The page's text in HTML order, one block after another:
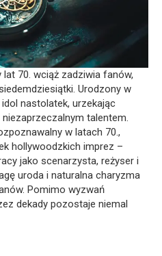
70. wciąż zadziwia fanów,
Urodzony w
idol nastolatek, urzekając
talentem.
w latach 70.,
hollywoodzkich imprez –
jako scenarzysta, reżyser i
uroda i naturalna charyzma
Pomimo wyzwań
dekady pozostaje niemal